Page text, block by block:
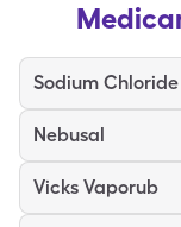
Sodium Chloride
Nebusal
Vicks Vaporub